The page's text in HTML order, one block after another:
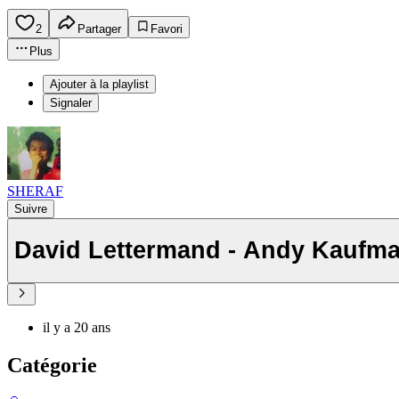
2 Partager
Favori
Plus
Ajouter à la playlist
Signaler
SHERAF
Suivre
David Lettermand - Andy
il y a 20 ans
Catégorie